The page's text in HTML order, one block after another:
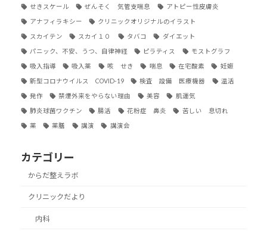
せきスケール ぜんそく 気管支喘息 アトピー性皮膚炎
アナフィラキシー クリニックオリジナルのイラスト
スカイテン スカイ１０ タバコ ダイエット
パニック、不安、うつ、自律神経 ピラティス モストグラフ
吸入指導 吸入薬 咳 せき 喘息 在宅酸素 妊娠
新型コロナウイルス COVID-19 検査 設備 医療機器 温活
発作 禁煙外来をやらない理由 美容 肌運気
肺炎球菌ワクチン 腸活 花粉症 鼻炎 苦しい 息切れ
薬 薬膳 講演 講演会
カテゴリー
からだ整えラボ
クリニックだより
内科